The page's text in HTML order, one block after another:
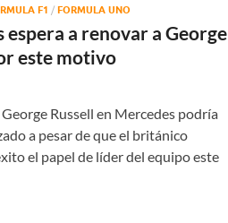
F1 / FORMULA UNO
espera a renovar a George
este motivo
Russell en Mercedes podría
a pesar de que el británico
el papel de líder del equipo este